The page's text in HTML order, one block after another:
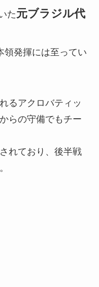
た元ブラジル代
領発揮には至ってい
るアクロバティッ
らの守備でもチー
れており、後半戦